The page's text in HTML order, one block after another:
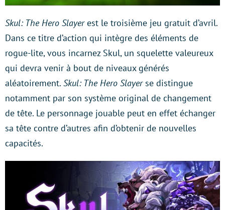
Skul: The Hero Slayerest le troisième jeu gratuit d’avril.
Dans ce titre d’action qui intègre des éléments de
rogue-lite, vous incarnez Skul, un squelette valeureux
qui devra venir à bout de niveaux générés
aléatoirement. Skul: The Hero Slayerse distingue
notamment par son système original de changement
de tête. Le personnage jouable peut en effet échanger
sa tête contre d’autres afin d’obtenir de nouvelles
capacités.